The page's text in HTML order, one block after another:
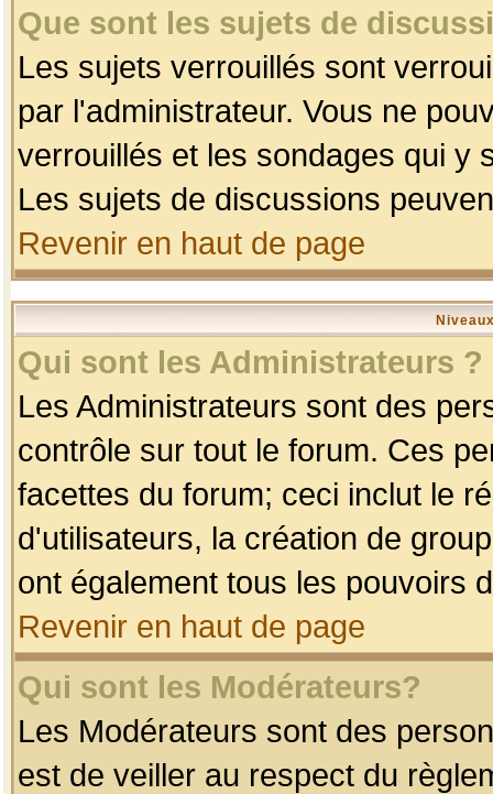
Que sont les sujets de
Les sujets verrouillés sont
par l'administrateur. Vous ne
verrouillés et les sondages qui y
Les sujets de discussions
Revenir en haut de page
Qui sont les Administrateurs ?
Les Administrateurs sont des
contrôle sur tout le forum. Ces
facettes du forum; ceci inclut le
d'utilisateurs, la création de
ont également tous les pouvoirs
Revenir en haut de page
Qui sont les Modérateurs?
Les Modérateurs sont des
est de veiller au respect du